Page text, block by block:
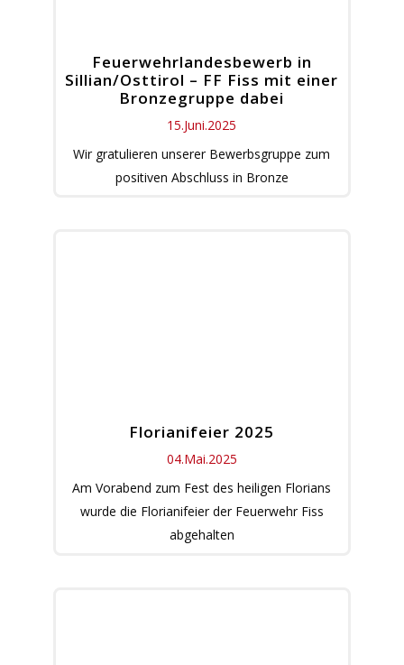
Feuerwehrlandesbewerb in
Sillian/Osttirol – FF Fiss mit einer
Bronzegruppe dabei
15.Juni.2025
Wir gratulieren unserer Bewerbsgruppe zum
positiven Abschluss in Bronze
Florianifeier 2025
04.Mai.2025
Am Vorabend zum Fest des heiligen Florians
wurde die Florianifeier der Feuerwehr Fiss
abgehalten